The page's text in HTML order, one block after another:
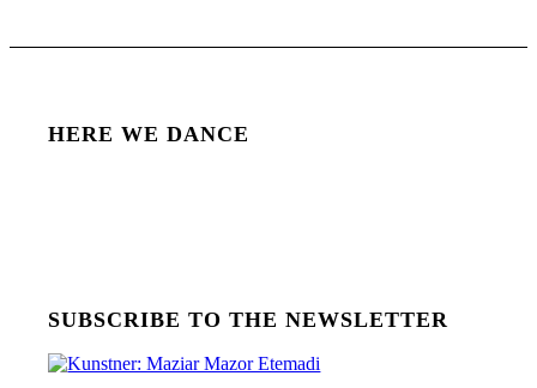
HERE WE DANCE
SUBSCRIBE TO THE NEWSLETTER